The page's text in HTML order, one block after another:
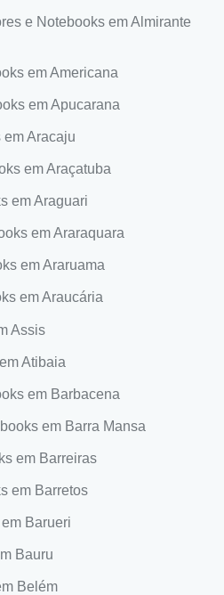
e Notebooks em Almirante
em Americana
em Apucarana
Aracaju
em Araçatuba
em Araguari
em Araraquara
em Araruama
em Araucária
Assis
Atibaia
em Barbacena
em Barra Mansa
em Barreiras
em Barretos
Barueri
Bauru
Belém